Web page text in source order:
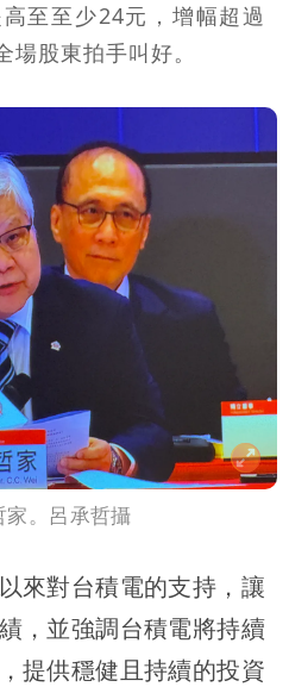
至至少24元，增幅超過
股東拍手叫好。
家。呂承哲攝
來對台積電的支持，讓
，並強調台積電將持續
提供穩健且持續的投資